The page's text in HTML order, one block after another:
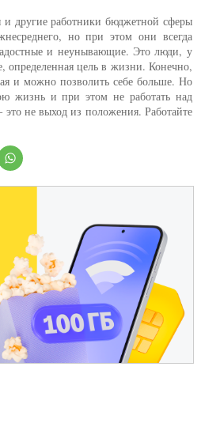
другие работники бюджетной сферы
но при этом они всегда
и неунывающие. Это люди, у
определенная цель в жизни. Конечно,
и можно позволить себе больше. Но
жизнь и при этом не работать над
не выход из положения. Работайте